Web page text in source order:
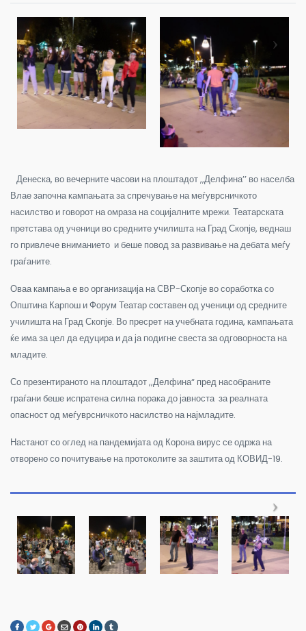
Денеска, во вечерните часови на плоштадот ,,Делфина’’ во населба
Влае започна кампањата за спречување на меѓуврсничкото
насилство и говорот на омраза на социјалните мрежи. Театарската
претстава од ученици во средните училишта на Град Скопје, веднаш
го привлече вниманието и беше повод за развивање на дебата меѓу
граѓаните.
Оваа кампања е во организација на СВР-Скопје во соработка со
Општина Карпош и Форум Театар составен од ученици од средните
училишта на Град Скопје. Во пресрет на учебната година, кампањата
ќе има за цел да едуцира и да ја подигне свеста за одговорноста на
младите.
Со презентираното на плоштадот ,,Делфина“ пред насобраните
граѓани беше испратена силна порака до јавноста за реалната
опасност од меѓуврсничкото насилство на најмладите.
Настанот со оглед на пандемијата од Корона вирус се одржа на
отворено со почитување на протоколите за заштита од КОВИД-19.